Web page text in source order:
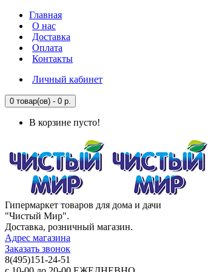
Главная
О нас
Доставка
Оплата
Контакты
Личный кабинет
0 товар(ов) - 0 р.
В корзине пусто!
Гипермаркет товаров для дома и дачи
"Чистый Мир".
Доставка, розничный магазин.
Адрес магазина
Заказать звонок
8(495)151-24-51